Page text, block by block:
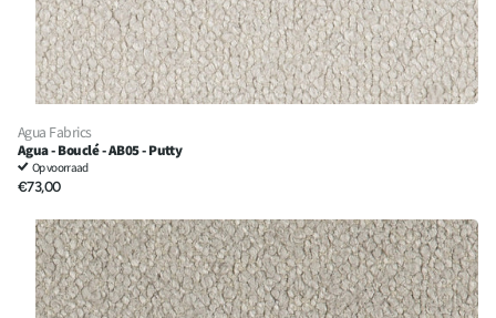
Agua Fabrics
Agua - Bouclé - AB05 - Putty
Op voorraad
€73,00